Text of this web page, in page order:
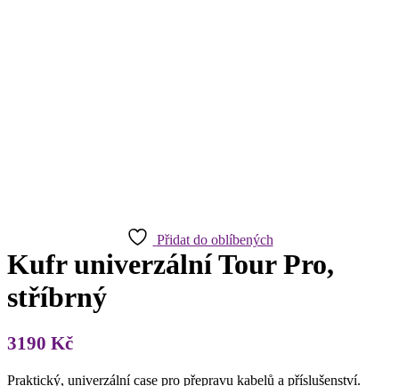
Přidat do oblíbených
Kufr univerzální Tour Pro,
stříbrný
3190 Kč
Praktický, univerzální case pro přepravu kabelů a příslušenství.